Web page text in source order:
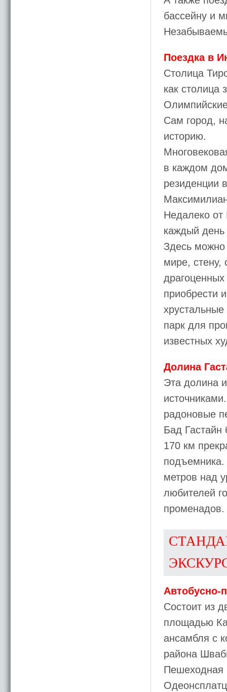
бассейну и
Поездка в
Столица
как столица
Сам город,
историю.
в каждом
резиденции
Недалеко от
каждый день
Здесь
мире, стену,
приобрести
парк для
известных
Долина
Эта долина
радоновые
Бад
170 км
подъемника.
метров над
любителей
променадов.
Автобусно-
Состоит из
площадью
ансамбля с
района
Пешеходная